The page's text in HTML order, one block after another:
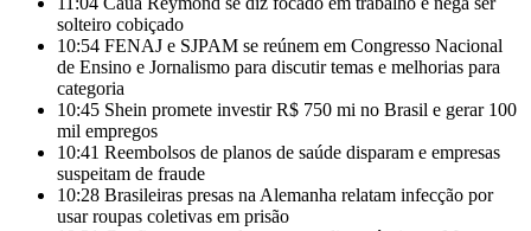
solteiro cobiçado
10:54 FENAJ e SJPAM se reúnem em Congresso Nacional
de Ensino e Jornalismo para discutir temas e melhorias para
categoria
10:45 Shein promete investir R$ 750 mi no Brasil e gerar 100
mil empregos
10:41 Reembolsos de planos de saúde disparam e empresas
suspeitam de fraude
10:28 Brasileiras presas na Alemanha relatam infecção por
usar roupas coletivas em prisão